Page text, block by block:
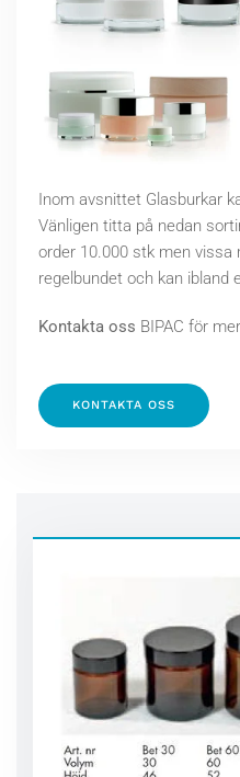
Inom avsnittet Glasburkar
Vänligen titta på nedan
order 10.000 stk men vissa
regelbundet och kan ibland
Kontakta oss BIPAC för
KONTAKTA OSS